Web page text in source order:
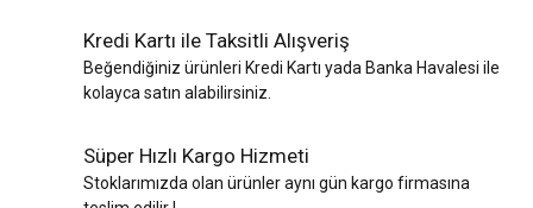
Kredi Kartı ile Taksitli Alışveriş
Beğendiğiniz ürünleri Kredi Kartı yada Banka Havalesi ile
kolayca satın alabilirsiniz.
Süper Hızlı Kargo Hizmeti
Stoklarımızda olan ürünler aynı gün kargo firmasına